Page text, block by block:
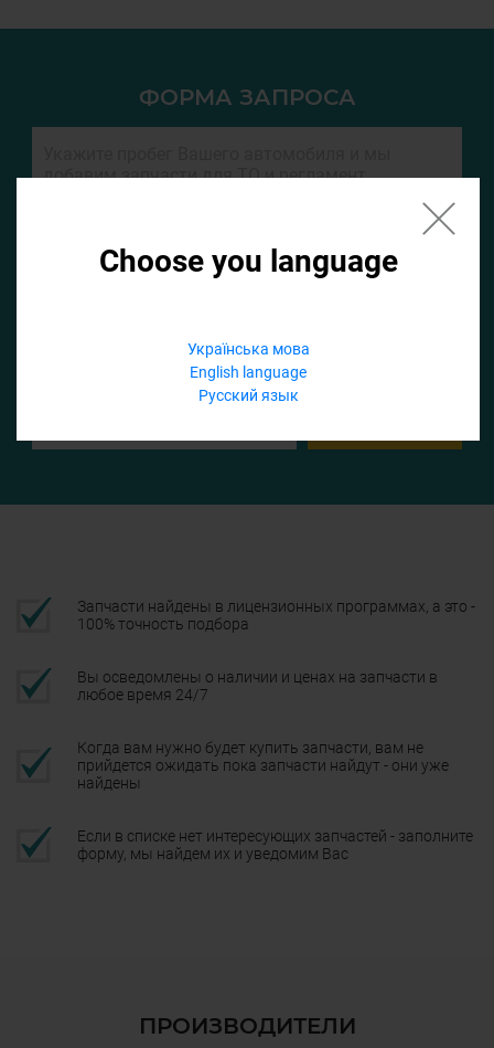
Choose you language
Українська мова
English language
Русский язык
ФОРМА ЗАПРОСА
Запчасти найдены в лицензионных программах, а это -
100% точность подбора
Вы осведомлены о наличии и ценах на запчасти в
любое время 24/7
Когда вам нужно будет купить запчасти, вам не
прийдется ожидать пока запчасти найдут - они уже
найдены
Если в списке нет интересующих запчастей - заполните
форму, мы найдем их и уведомим Вас
ПРОИЗВОДИТЕЛИ